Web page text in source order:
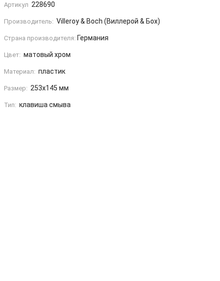
Артикул 228690
Производитель: Villeroy & Boch (Виллерой & Бох)
Страна производителя: Германия
Цвет: матовый хром
Материал: пластик
Размер: 253x145 мм
Тип: клавиша смыва